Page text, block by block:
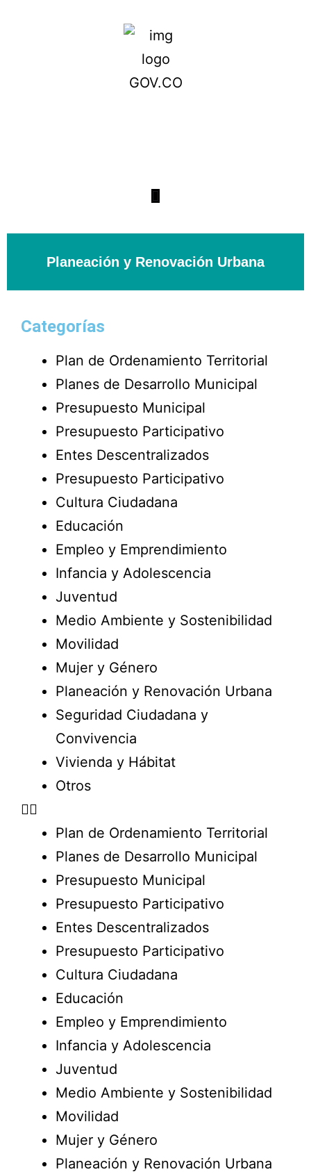
Planeación y Renovación Urbana
Categorías
Plan de Ordenamiento Territorial
Planes de Desarrollo Municipal
Presupuesto Municipal
Presupuesto Participativo
Entes Descentralizados
Presupuesto Participativo
Cultura Ciudadana
Educación
Empleo y Emprendimiento
Infancia y Adolescencia
Juventud
Medio Ambiente y Sostenibilidad
Movilidad
Mujer y Género
Planeación y Renovación Urbana
Seguridad Ciudadana y
Convivencia
Vivienda y Hábitat
Otros
Plan de Ordenamiento Territorial
Planes de Desarrollo Municipal
Presupuesto Municipal
Presupuesto Participativo
Entes Descentralizados
Presupuesto Participativo
Cultura Ciudadana
Educación
Empleo y Emprendimiento
Infancia y Adolescencia
Juventud
Medio Ambiente y Sostenibilidad
Movilidad
Mujer y Género
Planeación y Renovación Urbana